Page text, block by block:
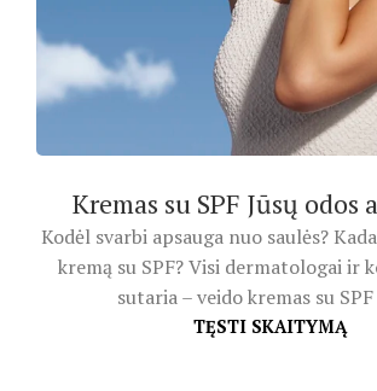
Kremas su SPF Jūsų odos
Kodėl svarbi apsauga nuo saulės?
kremą su SPF? Visi dermatologai ir
sutaria – veido kremas su SPF
TĘSTI SKAITYMĄ